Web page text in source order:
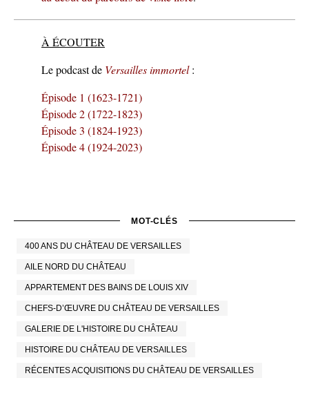
ÀÉCOUTER
Le podcast de Versailles immortel:
Épisode 1 (1623-1721)
Épisode 2 (1722-1823)
Épisode 3 (1824-1923)
Épisode 4 (1924-2023)
MOT-CLÉS
400 ANS DU CHÂTEAU DE VERSAILLES
AILE NORD DU CHÂTEAU
APPARTEMENT DES BAINS DE LOUIS XIV
CHEFS-D’ŒUVRE DU CHÂTEAU DE VERSAILLES
GALERIE DE L'HISTOIRE DU CHÂTEAU
HISTOIRE DU CHÂTEAU DE VERSAILLES
RÉCENTES ACQUISITIONS DU CHÂTEAU DE VERSAILLES